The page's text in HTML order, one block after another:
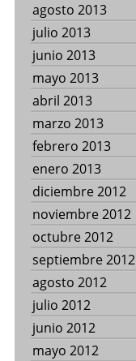
agosto 2013
julio 2013
junio 2013
mayo 2013
abril 2013
marzo 2013
febrero 2013
enero 2013
diciembre 2012
noviembre 2012
octubre 2012
septiembre 2012
agosto 2012
julio 2012
junio 2012
mayo 2012